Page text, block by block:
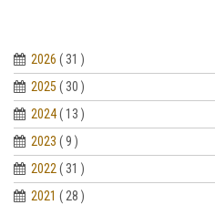
2026 ( 31 )
2025 ( 30 )
2024( 13 )
2023 ( 9 )
2022( 31 )
2021 ( 28 )